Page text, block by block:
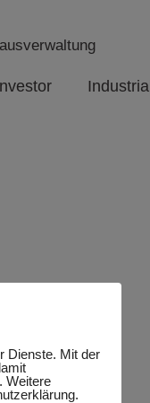
Industrial
Dienste. Mit der
Weitere